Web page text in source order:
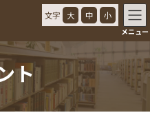
文字 大 中 小
メニュー
ト